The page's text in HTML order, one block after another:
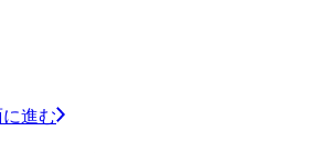
進む